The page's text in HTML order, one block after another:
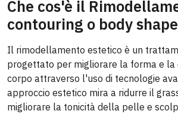
Che cos'è il
contouring o body
Il rimodellamento estetico è un
progettato per migliorare la forma e la
corpo attraverso l'uso di tecnologie
approccio estetico mira a ridurre il
migliorare la tonicità della pelle e